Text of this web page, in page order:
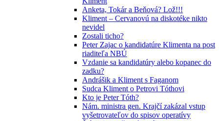
Anketa, Tokár a Beňová? Lož!!!
Kliment – Cervanovú na diskotéke nikto
nevidel
Zostali ticho?
Peter Zajac o kandidatúre Klimenta na post
riaditeľa NBÚ
Vzdanie sa kandidatúry alebo kopanec do
zadku?
Andrášik a Kliment s Faganom
Sudca Kliment o Petrovi Tóthovi
Kto je Peter Tóth?
Nám. ministra gen. Krajčí zakázal vstup
vyšetrovateľov do spisov operatívy